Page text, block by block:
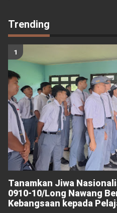
Trending
Tanamkan Jiwa
0910-10/Long Nawang
Kebangsaan kepada